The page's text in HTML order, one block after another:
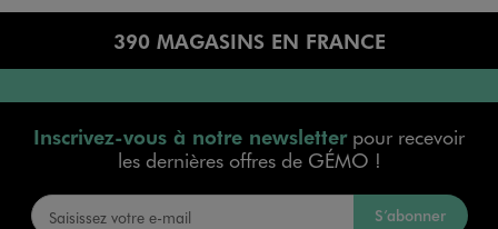
390 MAGASINS EN FRANCE
Inscrivez-vous à notre newsletterpour recevoir
les dernières offres de GÉMO !
S’abonner